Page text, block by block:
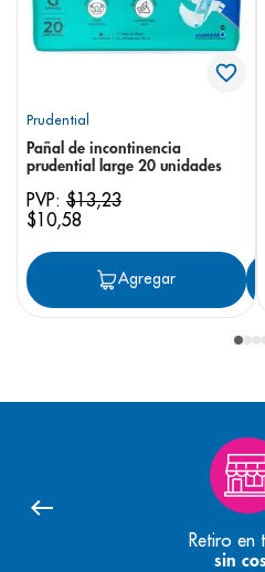
Prudential
Pañal de incontinencia
prudential large 20 unidades
PVP: $13,23
$10,58
Agregar
Retiro en
sin